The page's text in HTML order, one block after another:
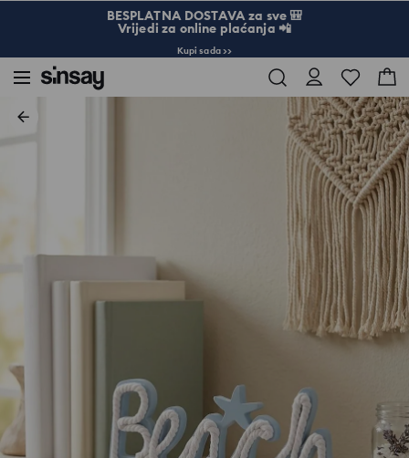
BESPLATNA DOSTAVA za sve 🎒
Vrijedi za online plaćanja 📲
Kupi sada >>